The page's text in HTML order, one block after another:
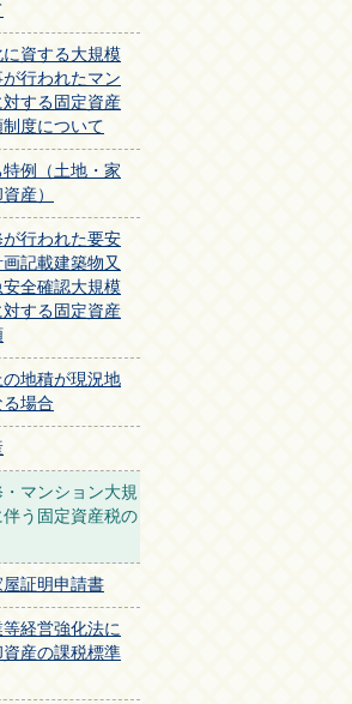
資する大規模
行われたマン
対する固定資産
度について
例（土地・家
産）
行われた要安
記載建築物又
安全確認大規模
する固定資産
地積が現況地
場合
マンション大規
う固定資産税の
証明申請書
経営強化法に
産の課税標準